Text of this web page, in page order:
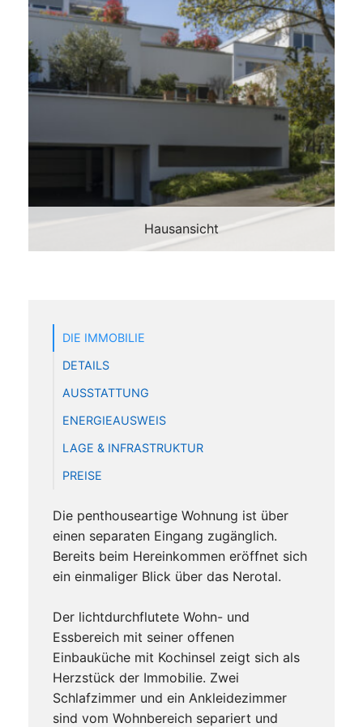
Hausansicht
DIE IMMOBILIE
DETAILS
AUSSTATTUNG
ENERGIEAUSWEIS
LAGE & INFRASTRUKTUR
PREISE
Die penthouseartige Wohnung ist über
einen separaten Eingang zugänglich.
Bereits beim Hereinkommen eröffnet sich
ein einmaliger Blick über das Nerotal.
Der lichtdurchflutete Wohn- und
Essbereich mit seiner offenen
Einbauküche mit Kochinsel zeigt sich als
Herzstück der Immobilie. Zwei
Schlafzimmer und ein Ankleidezimmer
sind vom Wohnbereich separiert und